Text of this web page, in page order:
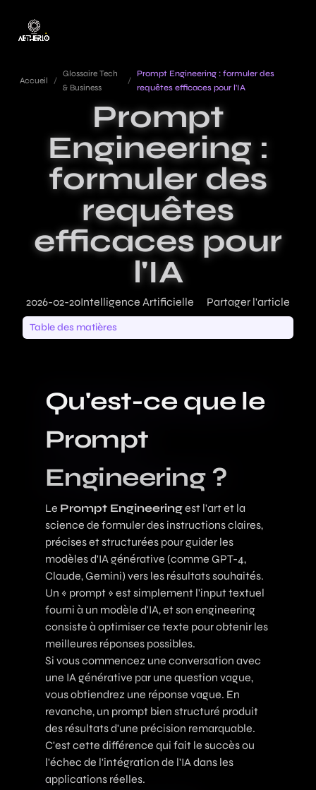
Accueil /
Glossaire Tech
& Business
/
Prompt Engineering : formuler des
requêtes efficaces pour l'IA
Prompt
Engineering :
formuler des
requêtes
efficaces pour
l'IA
2026-02-20Intelligence Artificielle Partager l'article
Table des matières
Qu'est-ce que le
Prompt
Engineering ?
Le Prompt Engineeringest l'art et la
science de formuler des instructions claires,
précises et structurées pour guider les
modèles d'IA générative (comme GPT-4,
Claude, Gemini) vers les résultats souhaités.
Un « prompt » est simplement l'input textuel
fourni à un modèle d'IA, et son engineering
consiste à optimiser ce texte pour obtenir les
meilleures réponses possibles.
Si vous commencez une conversation avec
une IA générative par une question vague,
vous obtiendrez une réponse vague. En
revanche, un prompt bien structuré produit
des résultats d'une précision remarquable.
C'est cette différence qui fait le succès ou
l'échec de l'intégration de l'IA dans les
applications réelles.